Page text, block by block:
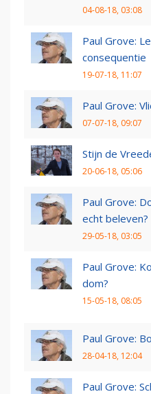
04-08-18, 03:08
Paul Grove:
consequentie
19-07-18, 11:07
Paul Grove:
07-07-18, 09:07
Stijn de
20-06-18, 05:06
Paul Grove:
echt beleven?
29-05-18, 03:05
Paul Grove:
dom?
15-05-18, 08:05
Paul Grove:
28-04-18, 12:04
Paul Grove: